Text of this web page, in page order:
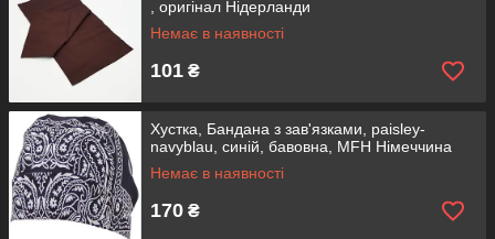
, оригінал Нідерланди
Немає в наявності
101 ₴
Хустка, Бандана з зав'язками, paisley-
navyblau, синій, бавовна, MFH Німеччина
Немає в наявності
170 ₴